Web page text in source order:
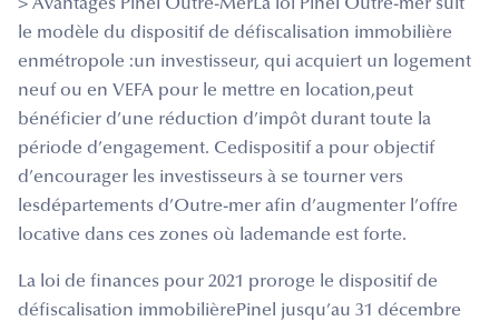
> Avantages Pinel Outre-MerLa loi Pinel Outre-mer suit
le modèle du dispositif de défiscalisation immobilière
enmétropole :un investisseur, qui acquiert un logement
neuf ou en VEFA pour le mettre en location,peut
bénéficier d’une réduction d’impôt durant toute la
période d’engagement. Cedispositif a pour objectif
d’encourager les investisseurs à se tourner vers
lesdépartements d’Outre-mer afin d’augmenter l’offre
locative dans ces zones où lademande est forte.
La loi de finances pour 2021 proroge le dispositif de
défiscalisation immobilièrePinel jusqu’au 31 décembre